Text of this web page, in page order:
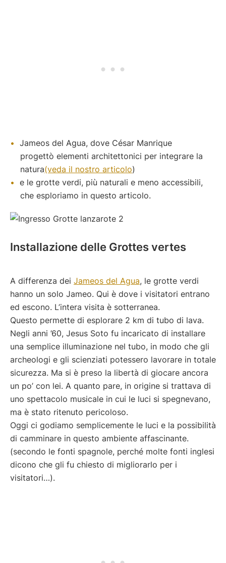
Jameos del Agua, dove César Manrique
progettò elementi architettonici per integrare la
natura(veda il nostro articolo)
e le grotte verdi, più naturali e meno accessibili,
che esploriamo in questo articolo.
Installazione delle Grottes vertes
A differenza dei Jameos del Agua, le grotte verdi
hanno un solo Jameo. Qui è dove i visitatori entrano
ed escono. L’intera visita è sotterranea.
Questo permette di esplorare 2 km di tubo di lava.
Negli anni ’60, Jesus Soto fu incaricato di installare
una semplice illuminazione nel tubo, in modo che gli
archeologi e gli scienziati potessero lavorare in totale
sicurezza. Ma si è preso la libertà di giocare ancora
un po’ con lei. A quanto pare, in origine si trattava di
uno spettacolo musicale in cui le luci si spegnevano,
ma è stato ritenuto pericoloso.
Oggi ci godiamo semplicemente le luci e la possibilità
di camminare in questo ambiente affascinante.
(secondo le fonti spagnole, perché molte fonti inglesi
dicono che gli fu chiesto di migliorarlo per i
visitatori…).